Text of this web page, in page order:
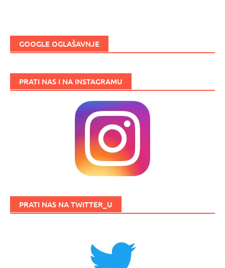
GOOGLE OGLAŠAVNJE
PRATI NAS I NA INSTAGRAMU
PRATI NAS NA TWITTER_U